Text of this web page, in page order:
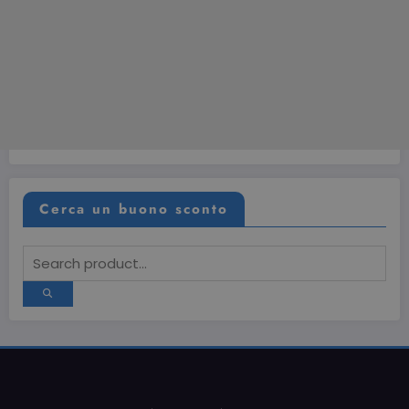
Cerca un buono sconto